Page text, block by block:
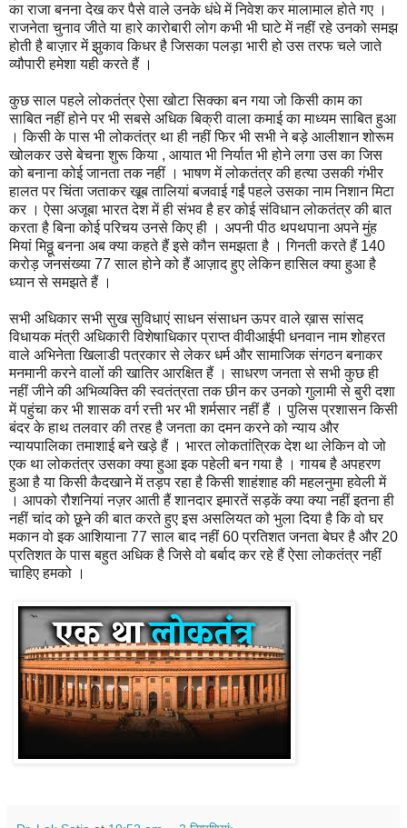
का राजा बनना देख कर पैसे वाले उनके धंधे में निवेश कर मालामाल होते गए ।
राजनेता चुनाव जीते या हारे कारोबारी लोग कभी भी घाटे में नहीं रहे उनको समझ
होती है बाज़ार में झुकाव किधर है जिसका पलड़ा भारी हो उस तरफ चले जाते
व्यौपारी हमेशा यही करते हैं ।
कुछ साल पहले लोकतंत्र ऐसा खोटा सिक्का बन गया जो किसी काम का
साबित नहीं होने पर भी सबसे अधिक बिक्री वाला कमाई का माध्यम साबित हुआ
। किसी के पास भी लोकतंत्र था ही नहीं फिर भी सभी ने बड़े आलीशान शोरूम
खोलकर उसे बेचना शुरू किया , आयात भी निर्यात भी होने लगा उस का जिस
को बनाना कोई जानता तक नहीं । भाषण में लोकतंत्र की हत्या उसकी गंभीर
हालत पर चिंता जताकर खूब तालियां बजवाई गईं पहले उसका नाम निशान मिटा
कर । ऐसा अजूबा भारत देश में ही संभव है हर कोई संविधान लोकतंत्र की बात
करता है बिना कोई परिचय उनसे किए ही । अपनी पीठ थपथपाना अपने मुंह
मियां मिठ्ठू बनना अब क्या कहते हैं इसे कौन समझता है । गिनती करते हैं 140
करोड़ जनसंख्या 77 साल होने को हैं आज़ाद हुए लेकिन हासिल क्या हुआ है
ध्यान से समझते हैं ।
सभी अधिकार सभी सुख सुविधाएं साधन संसाधन ऊपर वाले ख़ास सांसद
विधायक मंत्री अधिकारी विशेषाधिकार प्राप्त वीवीआईपी धनवान नाम शोहरत
वाले अभिनेता खिलाडी पत्रकार से लेकर धर्म और सामाजिक संगठन बनाकर
मनमानी करने वालों की खातिर आरक्षित हैं । साधरण जनता से सभी कुछ ही
नहीं जीने की अभिव्यक्ति की स्वतंत्रता तक छीन कर उनको गुलामी से बुरी दशा
में पहुंचा कर भी शासक वर्ग रत्ती भर भी शर्मसार नहीं हैं । पुलिस प्रशासन किसी
बंदर के हाथ तलवार की तरह है जनता का दमन करने को न्याय और
न्यायपालिका तमाशाई बने खड़े हैं । भारत लोकतांत्रिक देश था लेकिन वो जो
एक था लोकतंत्र उसका क्या हुआ इक पहेली बन गया है । गायब है अपहरण
हुआ है या किसी कैदखाने में तड़प रहा है किसी शाहंशाह की महलनुमा हवेली में
। आपको रौशनियां नज़र आती हैं शानदार इमारतें सड़कें क्या क्या नहीं इतना ही
नहीं चांद को छूने की बात करते हुए इस असलियत को भुला दिया है कि वो घर
मकान वो इक आशियाना 77 साल बाद नहीं 60 प्रतिशत जनता बेघर है और 20
प्रतिशत के पास बहुत अधिक है जिसे वो बर्बाद कर रहे हैं ऐसा लोकतंत्र नहीं
चाहिए हमको ।